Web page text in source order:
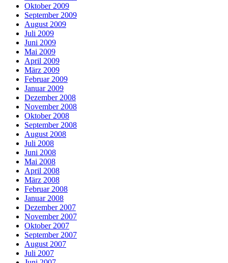
Oktober 2009
September 2009
August 2009
Juli 2009
Juni 2009
Mai 2009
April 2009
März 2009
Februar 2009
Januar 2009
Dezember 2008
November 2008
Oktober 2008
September 2008
August 2008
Juli 2008
Juni 2008
Mai 2008
April 2008
März 2008
Februar 2008
Januar 2008
Dezember 2007
November 2007
Oktober 2007
September 2007
August 2007
Juli 2007